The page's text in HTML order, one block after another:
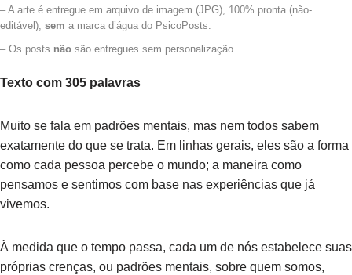
– A arte é entregue em arquivo de imagem (JPG), 100% pronta (não-
editável), sem a marca d’água do PsicoPosts.
– Os posts não são entregues sem personalização.
Texto com 305 palavras
Muito se fala em padrões mentais, mas nem todos sabem
exatamente do que se trata. Em linhas gerais, eles são a forma
como cada pessoa percebe o mundo; a maneira como
pensamos e sentimos com base nas experiências que já
vivemos.
À medida que o tempo passa, cada um de nós estabelece suas
próprias crenças, ou padrões mentais, sobre quem somos,